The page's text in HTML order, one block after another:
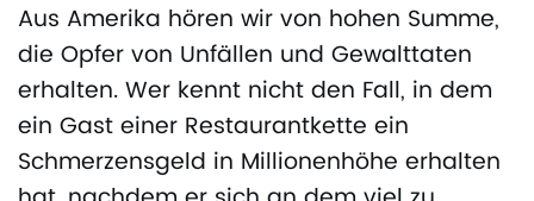
Aus Amerika hören wir von hohen Summe,
die Opfer von Unfällen und Gewalttaten
erhalten. Wer kennt nicht den Fall, in dem
ein Gast einer Restaurantkette ein
Schmerzensgeld in Millionenhöhe erhalten